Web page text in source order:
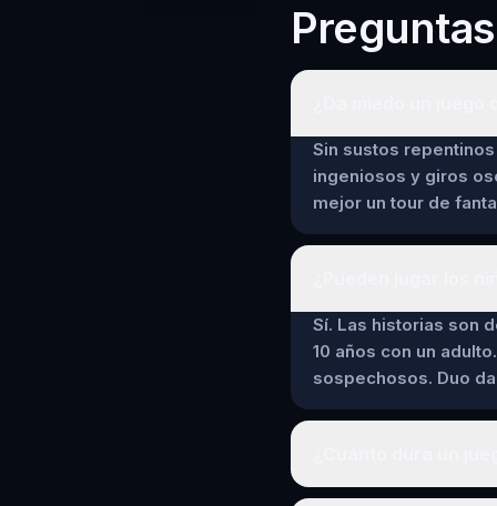
Sin sustos
ingeniosos y giros
mejor un tour de
Sí. Las historias son
10 años con un
sospechosos. Duo